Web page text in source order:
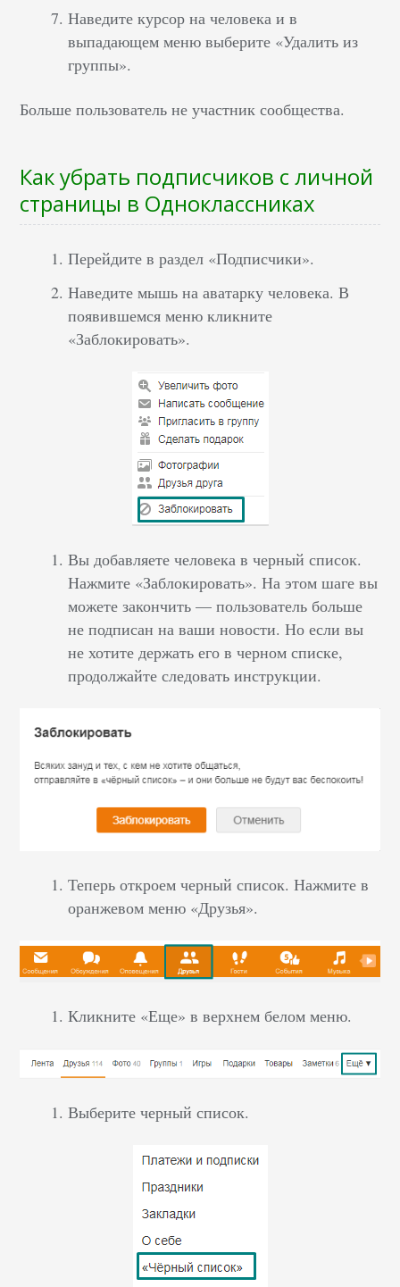
Наведите курсор на человека и в
выпадающем меню выберите «Удалить из
группы».
Больше пользователь не участник сообщества.
Как убрать подписчиков с личной
страницы в Одноклассниках
Перейдите в раздел «Подписчики».
Наведите мышь на аватарку человека. В
появившемся меню кликните
«Заблокировать».
Вы добавляете человека в черный список.
Нажмите «Заблокировать». На этом шаге вы
можете закончить — пользователь больше
не подписан на ваши новости. Но если вы
не хотите держать его в черном списке,
продолжайте следовать инструкции.
Теперь откроем черный список. Нажмите в
оранжевом меню «Друзья».
Кликните «Еще» в верхнем белом меню.
Выберите черный список.